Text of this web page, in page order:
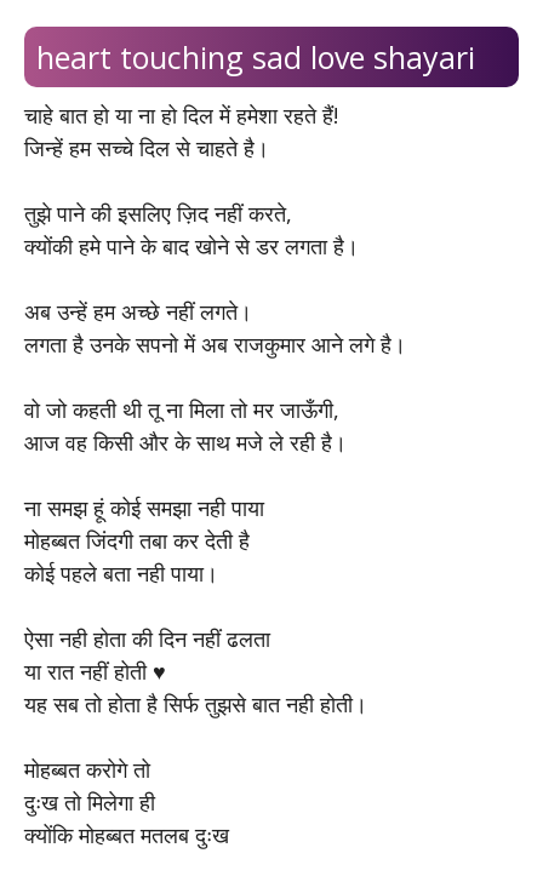
heart touching sad love shayari
चाहे बात हो या ना हो दिल में हमेशा रहते हैं!
जिन्हें हम सच्चे दिल से चाहते है।
तुझे पाने की इसलिए ज़िद नहीं करते,
क्योंकी हमे पाने के बाद खोने से डर लगता है।
अब उन्हें हम अच्छे नहीं लगते।
लगता है उनके सपनो में अब राजकुमार आने लगे है।
वो जो कहती थी तू ना मिला तो मर जाऊँगी,
आज वह किसी और के साथ मजे ले रही है।
ना समझ हूं कोई समझा नही पाया
मोहब्बत जिंदगी तबा कर देती है
कोई पहले बता नही पाया।
ऐसा नही होता की दिन नहीं ढलता
या रात नहीं होती ♥️
यह सब तो होता है सिर्फ तुझसे बात नही होती।
मोहब्बत करोगे तो
दुःख तो मिलेगा ही
क्योंकि मोहब्बत मतलब दुःख